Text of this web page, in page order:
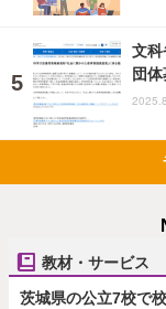
文
団
教材・サービス
茨城県の公立7校で